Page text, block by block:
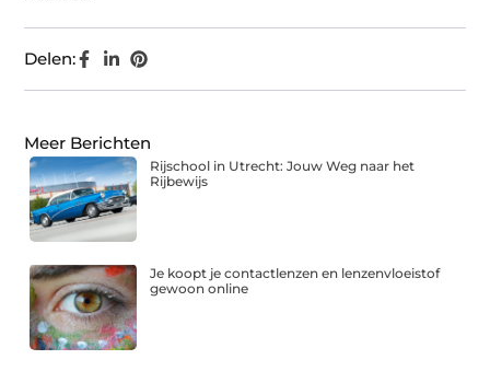
Delen:
Meer Berichten
Rijschool in Utrecht: Jouw Weg naar het
Rijbewijs
Je koopt je contactlenzen en lenzenvloeistof
gewoon online